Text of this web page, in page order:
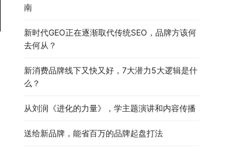
南
新时代GEO正在逐渐取代传统SEO，品牌方该何
去何从？
新消费品牌线下又快又好，7大潜力5大逻辑是什
么？
从刘润《进化的力量》，学主题演讲和内容传播
送给新品牌，能省百万的品牌起盘打法